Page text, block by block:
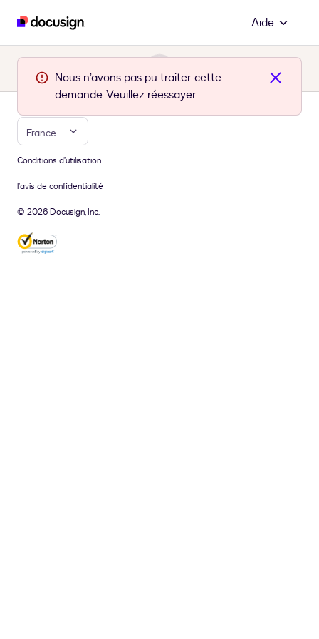
Aide
Nous n’avons pas pu traiter cette
demande. Veuillez réessayer.
France
Conditions d’utilisation
l’avis de confidentialité
© 2026 Docusign, Inc.